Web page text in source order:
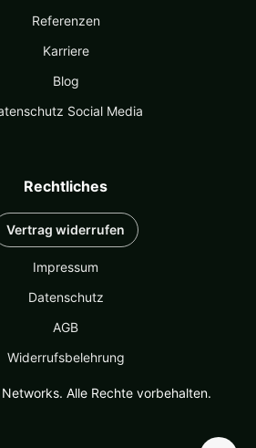
Referenzen
Karriere
Blog
Social Media
Rechtliches
Vertrag widerrufen
Impressum
Datenschutz
AGB
Widerrufsbelehrung
Alle Rechte vorbehalten.